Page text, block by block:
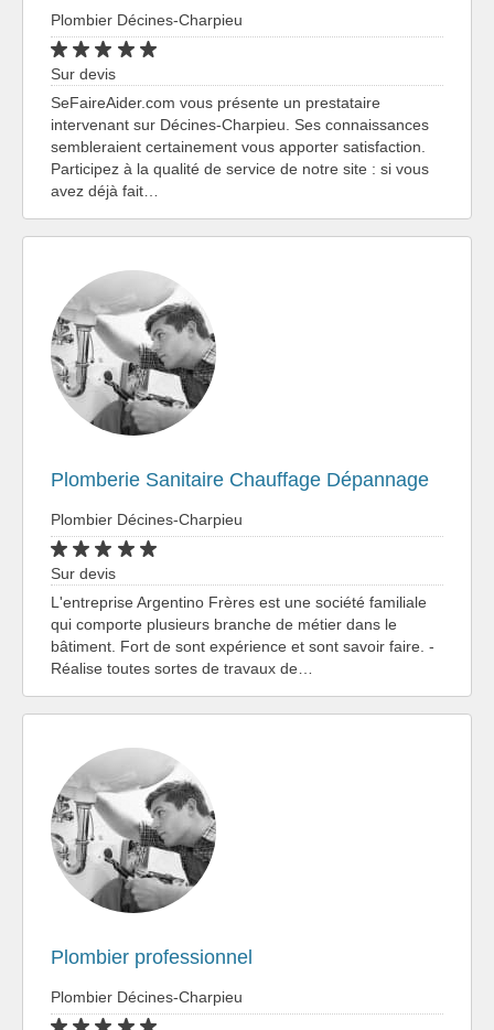
Plombier Décines-Charpieu
Sur devis
SeFaireAider.com vous présente un prestataire
intervenant sur Décines-Charpieu. Ses connaissances
sembleraient certainement vous apporter satisfaction.
Participez à la qualité de service de notre site : si vous
avez déjà fait…
Plomberie Sanitaire Chauffage Dépannage
Plombier Décines-Charpieu
Sur devis
L'entreprise Argentino Frères est une société familiale
qui comporte plusieurs branche de métier dans le
bâtiment. Fort de sont expérience et sont savoir faire. -
Réalise toutes sortes de travaux de…
Plombier professionnel
Plombier Décines-Charpieu